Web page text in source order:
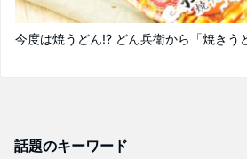
今度は焼うどん!? どん兵衛から「焼きう
話題のキーワード